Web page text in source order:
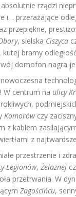
rządzi
i… przerażające
przepiękne,
, sielska Ciszyca
bramy
domofon nagra
W centrum na ulicy
Komorówczy
z kablem
z
przestrzenie i
Legionów, Żelaznej
przetrwania. W
Zagościńcu,